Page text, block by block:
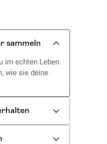
sammeln
im echten Leben.
wie sie deine